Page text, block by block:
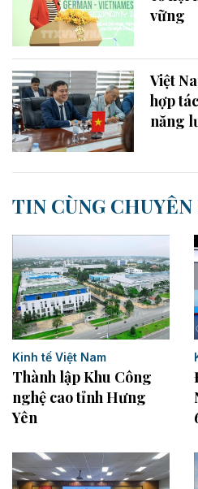
vững
Việt
hợp
năng
TIN CÙNG
Kinh tế Việt Nam
Thành lập Khu Công
nghệ cao tỉnh Hưng
Yên